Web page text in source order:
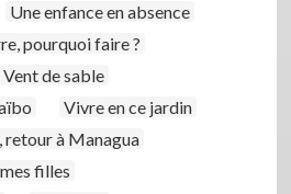
Une enfance en absence
pourquoi faire ?
Vent de sable
Vivre en ce jardin
retour à Managua
filles